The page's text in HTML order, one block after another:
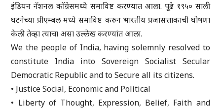
इंडियन नॅशनल कॉग्रेसमध्ये समाविष्ट करण्यात आला. पूढे १९५० साली
घटनेच्या प्रीएम्बल मध्ये समाविष्ट करुन भारतीय प्रजासत्ताकाची घोषणा
केली तेव्हा त्याचा असा उल्लेख करण्यांत आला.
We the people of India, having solemnly resolved to
constitute India into Sovereign Socialist Secular
Democratic Republic and to Secure all its citizens.
• Justice Social, Economic and Political
• Liberty of Thought, Expression, Belief, Faith and